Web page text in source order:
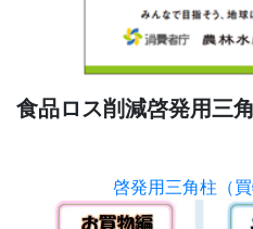
食品ロス削減啓発用三
啓発用三角柱（買